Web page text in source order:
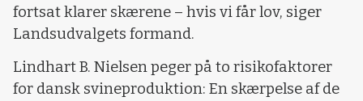
fortsat klarer skærene – hvis vi får lov, siger
Landsudvalgets formand.
Lindhart B. Nielsen peger på to risikofaktorer
for dansk svineproduktion: En skærpelse af de